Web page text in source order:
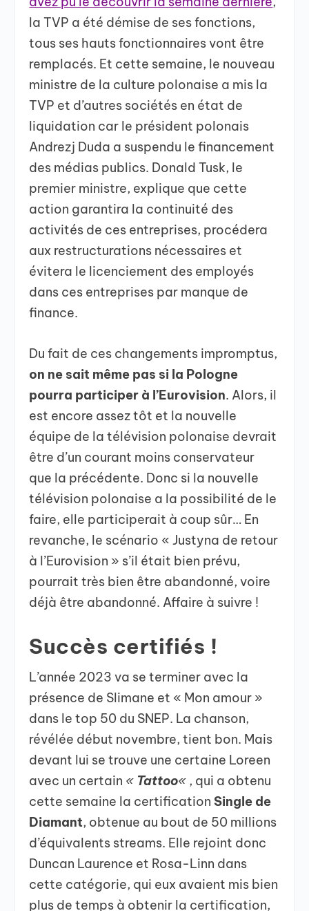
la TVP a été démise de ses fonctions,
tous ses hauts fonctionnaires vont être
remplacés. Et cette semaine, le nouveau
ministre de la culture polonaise a mis la
TVP et d’autres sociétés en état de
liquidation car le président polonais
Andrezj Duda a suspendu le financement
des médias publics. Donald Tusk, le
premier ministre, explique que cette
action garantira la continuité des
activités de ces entreprises, procédera
aux restructurations nécessaires et
évitera le licenciement des employés
dans ces entreprises par manque de
finance.
Du fait de ces changements impromptus,
on ne sait même pas si la Pologne
pourra participer à l’Eurovision. Alors, il
est encore assez tôt et la nouvelle
équipe de la télévision polonaise devrait
être d’un courant moins conservateur
que la précédente. Donc si la nouvelle
télévision polonaise a la possibilité de le
faire, elle participerait à coup sûr… En
revanche, le scénario « Justyna de retour
à l’Eurovision » s’il était bien prévu,
pourrait très bien être abandonné, voire
déjà être abandonné. Affaire à suivre !
Succès certifiés !
L’année 2023 va se terminer avec la
présence de Slimane et « Mon amour »
dans le top 50 du SNEP. La chanson,
révélée début novembre, tient bon. Mais
devant lui se trouve une certaine Loreen
avec un certain « Tattoo« , qui a obtenu
cette semaine la certification Single de
Diamant, obtenue au bout de 50 millions
d’équivalents streams. Elle rejoint donc
Duncan Laurence et Rosa-Linn dans
cette catégorie, qui eux avaient mis bien
plus de temps à obtenir la certification,